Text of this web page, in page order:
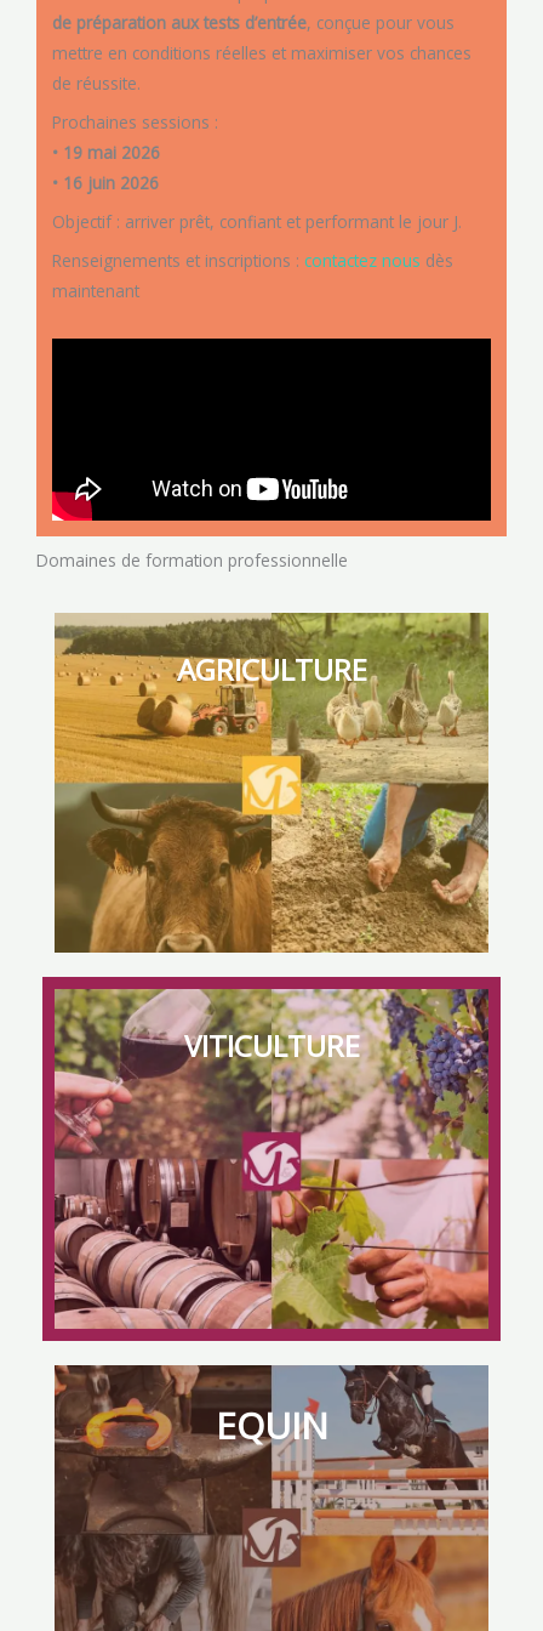
de préparation aux tests d’entrée, conçue pour vous
mettre en conditions réelles et maximiser vos chances
de réussite.
Prochaines sessions :
• 19 mai 2026
• 16 juin 2026
Objectif : arriver prêt, confiant et performant le jour J.
Renseignements et inscriptions : contactez nous dès
maintenant
Domaines de formation professionnelle
AGRICULTURE
AGRICULTURE
Formez-vous au noble métier de la Terre au
cœur d’un département agricole reconnu
pour son savoir-faire et sa diversité.
Voir les formations
VITICULTURE
VITICULTURE
La viticulture recherche ses futurs talents :
formez-vous à un métier ancestral guidé par la
passion et sublimé par le talent au cœur d’un
territoire historiquement viticole
Voir les formations
EQUIN